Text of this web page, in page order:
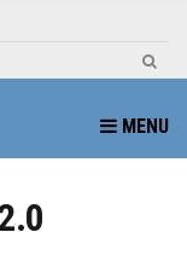
MENU